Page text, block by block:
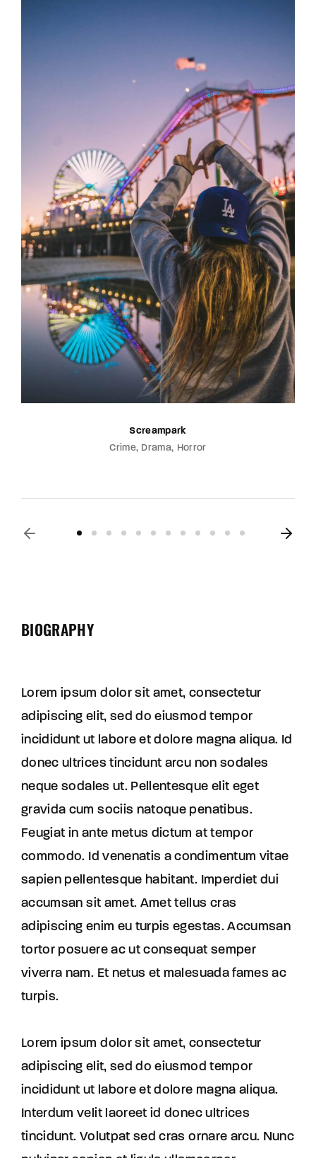
Screampark
Crime Drama Horror
BIOGRAPHY
Lorem ipsum dolor sit amet, consectetur
adipiscing elit, sed do eiusmod tempor
incididunt ut labore et dolore magna aliqua. Id
donec ultrices tincidunt arcu non sodales
neque sodales ut. Pellentesque elit eget
gravida cum sociis natoque penatibus.
Feugiat in ante metus dictum at tempor
commodo. Id venenatis a condimentum vitae
sapien pellentesque habitant. Imperdiet dui
accumsan sit amet. Amet tellus cras
adipiscing enim eu turpis egestas. Accumsan
tortor posuere ac ut consequat semper
viverra nam. Et netus et malesuada fames ac
turpis.
Lorem ipsum dolor sit amet, consectetur
adipiscing elit, sed do eiusmod tempor
incididunt ut labore et dolore magna aliqua.
Interdum velit laoreet id donec ultrices
tincidunt. Volutpat sed cras ornare arcu. Nunc